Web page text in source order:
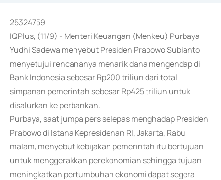
25324759
IQPlus, (11/9) - Menteri Keuangan (Menkeu) Purbaya
Yudhi Sadewa menyebut Presiden Prabowo Subianto
menyetujui rencananya menarik dana mengendap di
Bank Indonesia sebesar Rp200 triliun dari total
simpanan pemerintah sebesar Rp425 triliun untuk
disalurkan ke perbankan.
Purbaya, saat jumpa pers selepas menghadap Presiden
Prabowo di Istana Kepresidenan RI, Jakarta, Rabu
malam, menyebut kebijakan pemerintah itu bertujuan
untuk menggerakkan perekonomian sehingga tujuan
meningkatkan pertumbuhan ekonomi dapat segera